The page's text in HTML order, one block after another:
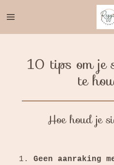
direct
naar
10 tips om je
te
Hoe houd je
Geen aanraking